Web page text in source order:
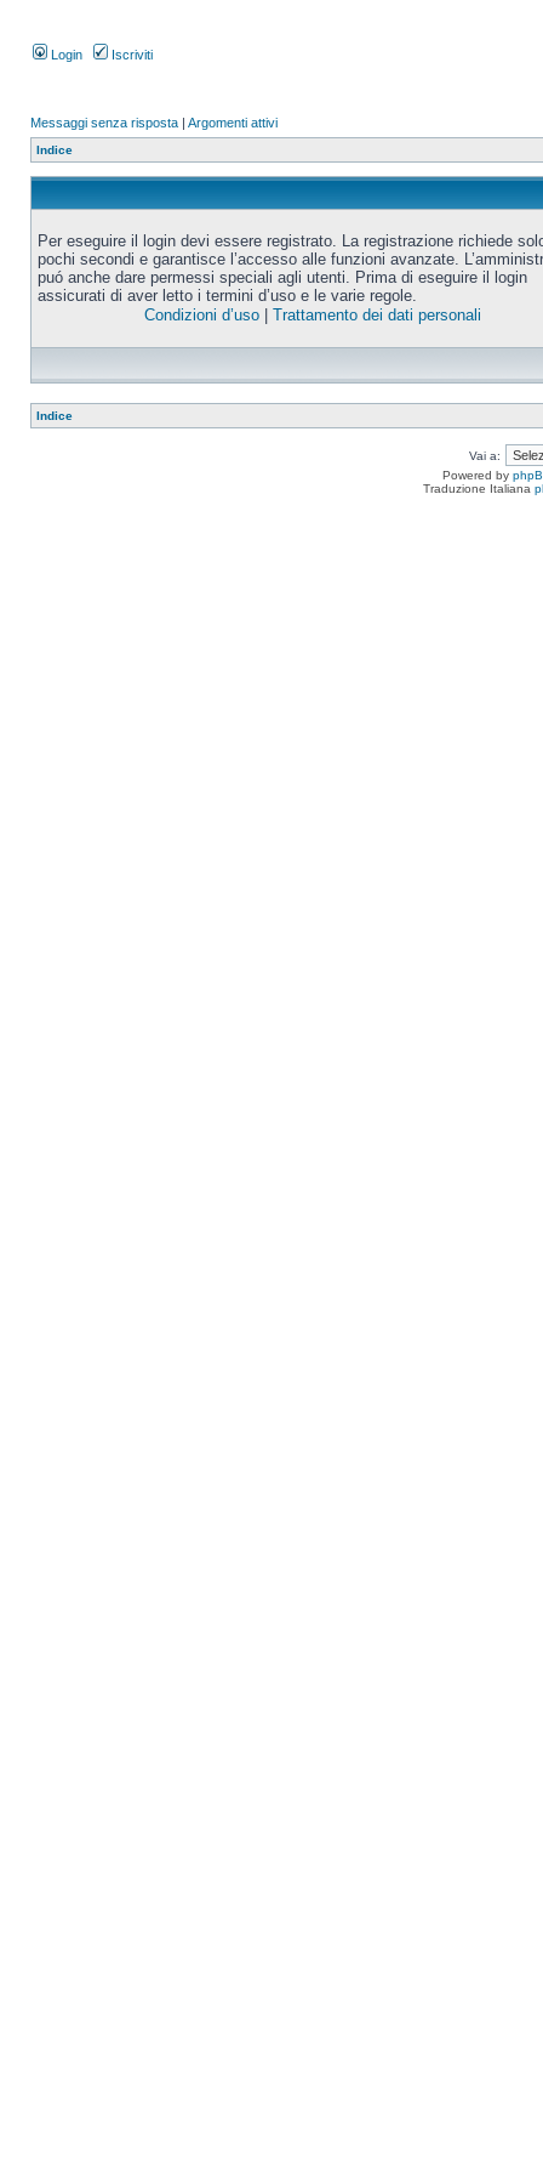
Login Iscriviti
Messaggi senza risposta | Argomenti attivi
Indice
Per eseguire il login devi essere registrato. La registrazione richiede
pochi secondi e garantisce l’accesso alle funzioni avanzate.
puó anche dare permessi speciali agli utenti. Prima di eseguire il login
assicurati di aver letto i termini d’uso e le varie regole.
Condizioni d’uso| Trattamento dei dati personali
Indice
Vai a:
Powered by
Traduzione Italiana